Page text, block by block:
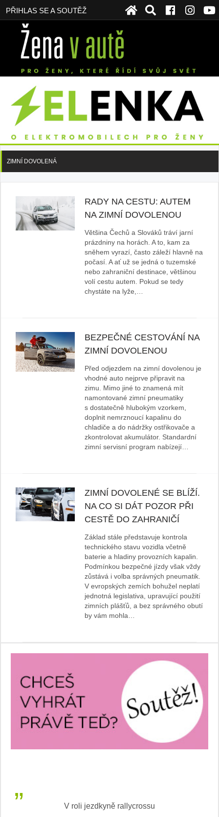
PŘIHLAS SE A SOUTĚŽ
ZIMNÍ DOVOLENÁ
RADY NA CESTU: AUTEM
NA ZIMNÍ DOVOLENOU
Většina Čechů a Slováků tráví jarní
prázdniny na horách. A to, kam za
sněhem vyrazí, často záleží hlavně na
počasí. A ať už se jedná o tuzemské
nebo zahraniční destinace, většinou
volí cestu autem. Pokud se tedy
chystáte na lyže,…
BEZPEČNÉ CESTOVÁNÍ NA
ZIMNÍ DOVOLENOU
Před odjezdem na zimní dovolenou je
vhodné auto nejprve připravit na
zimu. Mimo jiné to znamená mít
namontované zimní pneumatiky
s dostatečně hlubokým vzorkem,
doplnit nemrznoucí kapalinu do
chladiče a do nádržky ostřikovače a
zkontrolovat akumulátor. Standardní
zimní servisní program nabízejí…
ZIMNÍ DOVOLENÉ SE BLÍŽÍ.
NA CO SI DÁT POZOR PŘI
CESTĚ DO ZAHRANIČÍ
Základ stále představuje kontrola
technického stavu vozidla včetně
baterie a hladiny provozních kapalin.
Podmínkou bezpečné jízdy však vždy
zůstává i volba správných pneumatik.
V evropských zemích bohužel neplatí
jednotná legislativa, upravující použití
zimních plášťů, a bez správného obutí
by vám mohla…
V roli jezdkyně rallycrossu